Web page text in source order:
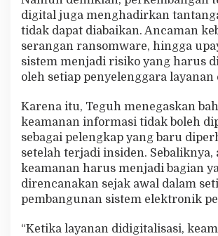
digital juga menghadirkan
tidak dapat diabaikan. Ancaman
serangan ransomware, hingga
sistem menjadi risiko yang harus
oleh setiap penyelenggara
Karena itu, Teguh menegaskan
keamanan informasi tidak boleh
sebagai pelengkap yang baru
setelah terjadi insiden. Sebaliknya,
keamanan harus menjadi bagian
direncanakan sejak awal dalam
pembangunan sistem elektronik
“Ketika layanan didigitalisasi,